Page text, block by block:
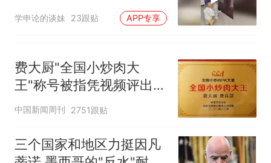
网友：果然言传不如身
学申论的谈妹 23跟贴 APP专享
费大厨"全国小炒肉大
王"称号被指凭视频评出
官方回应
中国新闻周刊 2751跟贴
三个国家和地区力挺因凡